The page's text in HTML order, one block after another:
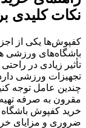
نکات کلیدی
کفپوش‌ها یکی از
باشگاه‌های ورزشی
تأثیر زیادی در
تجهیزات ورزشی
چندین عامل توجه
مقرون به صرفه
خرید کفپوش باشگاه
ضروری و مزایای